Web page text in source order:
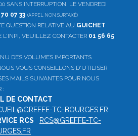
SANS INTERRUPTION, LE VENDREDI
07 33 (APPEL NON SURTAXÉ)
QUESTION RELATIVE AU GUICHET
L'INPI, VEUILLEZ CONTACTER 01 56 65
DES VOLUMES IMPORTANTS
VOUS CONSEILLONS D'UTILISER
MAILS SUIVANTES POUR NOUS
:
DE CONTACT
TC-BOURGES.FR
RCS
RCS@GREFFE-TC-